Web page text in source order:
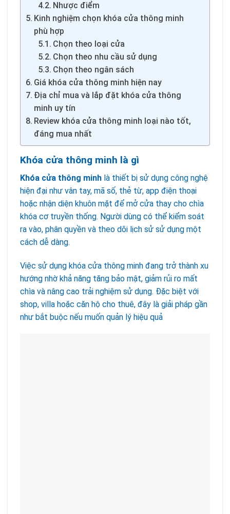
Nhược điểm
Kinh nghiệm chọn khóa cửa thông minh
phù hợp
Chọn theo loại cửa
Chọn theo nhu cầu sử dụng
Chọn theo ngân sách
Giá khóa cửa thông minh hiện nay
Địa chỉ mua và lắp đặt khóa cửa thông
minh uy tín
Review khóa cửa thông minh loại nào tốt,
đáng mua nhất
Khóa cửa thông minh là gì
Khóa cửa thông minh là thiết bị sử dụng công nghệ
hiện đại như vân tay, mã số, thẻ từ, app điện thoại
hoặc nhận diện khuôn mặt để mở cửa thay cho chìa
khóa cơ truyền thống. Người dùng có thể kiểm soát
ra vào, phân quyền và theo dõi lịch sử sử dụng một
cách dễ dàng.
Việc sử dụng khóa cửa thông minh đang trở thành xu
hướng nhờ khả năng tăng bảo mật, giảm rủi ro mất
chìa và nâng cao trải nghiệm sử dụng. Đặc biệt với
shop, villa hoặc căn hộ cho thuê, đây là giải pháp gần
như bắt buộc nếu muốn quản lý hiệu quả